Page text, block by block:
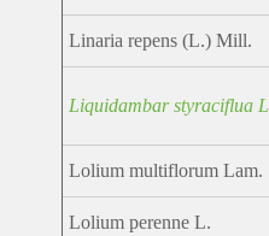
Linaria repens (L.) Mill.
Liquidambar styraciflua
Lolium multiflorum Lam.
Lolium perenne L.